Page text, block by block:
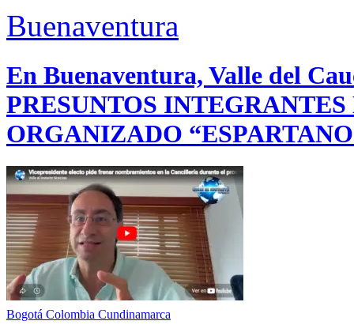
Buenaventura
En Buenaventura, Valle del
PRESUNTOS
ORGANIZADO
Bogotá Colombia Cundinamarca